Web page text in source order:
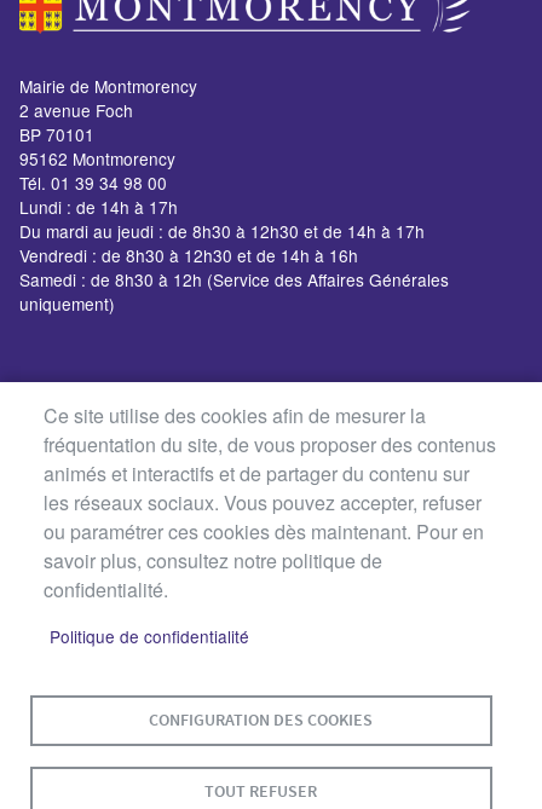
Mairie de Montmorency
2 avenue Foch
BP 70101
95162 Montmorency
Tél. 01 39 34 98 00
Lundi : de 14h à 17h
Du mardi au jeudi : de 8h30 à 12h30 et de 14h à 17h
Vendredi : de 8h30 à 12h30 et de 14h à 16h
Samedi : de 8h30 à 12h (Service des Affaires Générales
uniquement)
Ce site utilise des cookies afin de mesurer la
fréquentation du site, de vous proposer des contenus
animés et interactifs et de partager du contenu sur
les réseaux sociaux. Vous pouvez accepter, refuser
ou paramétrer ces cookies dès maintenant. Pour en
savoir plus, consultez notre politique de
confidentialité.
Politique de confidentialité
CONFIGURATION DES COOKIES
TOUT REFUSER
PAGE
PLAN DU SITE CONTACT MENTIONS LÉGALES
DONNÉES PERSONNELLES